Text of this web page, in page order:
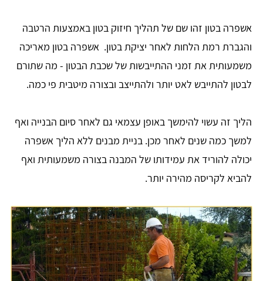
אשפרה בטון זהו שם של תהליך חיזוק בטון באמצעות הרטבה
והגברת רמת הלחות לאחר יציקת בטון. אשפרה בטון מאריכה
משמעותית את זמני ההתייבשות של שכבת הבטון - מה שתורם
לבטון להתייבש לאט יותר ולהתייצב ובצורה מיטבית פי כמה.
הליך זה עשוי להימשך באופן עצמאי גם לאחר סיום הבנייה ואף
למשך כמה שנים לאחר מכן. בניית מבנים ללא הליך אשפרה
יכולה להוריד את עמידותו של המבנה בצורה משמעותית ואף
להביא לקריסה מהירה יותר.